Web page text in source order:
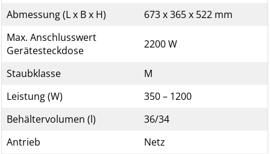
Abmessung (L x B x H)
673 x 365 x 522 mm
Max. Anschlusswert
Gerätesteckdose
2200 W
Staubklasse
M
Leistung (W)
350 – 1200
Behältervolumen (l)
36/34
Antrieb
Netz